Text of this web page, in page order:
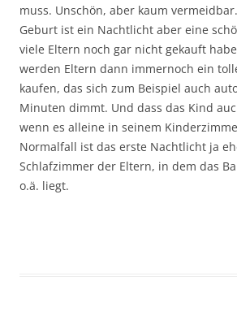
muss. Unschön, aber kaum
Geburt ist ein Nachtlicht aber eine
viele Eltern noch gar nicht gekauft
werden Eltern dann immernoch ein
kaufen, das sich zum Beispiel auch
Minuten dimmt. Und dass das Kind
wenn es alleine in seinem
Normalfall ist das erste Nachtlicht ja
Schlafzimmer der Eltern, in dem das
o.ä. liegt.